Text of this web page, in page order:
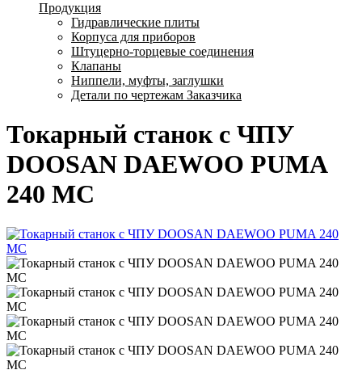
Продукция
Гидравлические плиты
Корпуса для приборов
Штуцерно-торцевые соединения
Клапаны
Ниппели, муфты, заглушки
Детали по чертежам Заказчика
Токарный станок с ЧПУ
DOOSAN DAEWOO PUMA
240 MC